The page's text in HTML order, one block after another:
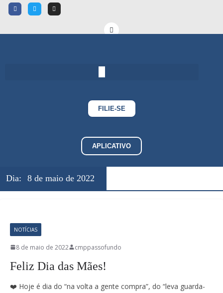
FILIE-SE
APLICATIVO
Dia: 8 de maio de 2022
NOTÍCIAS
8 de maio de 2022 cmppassofundo
Feliz Dia das Mães!
❤️ Hoje é dia do “na volta a gente compra”, do “leva guarda-